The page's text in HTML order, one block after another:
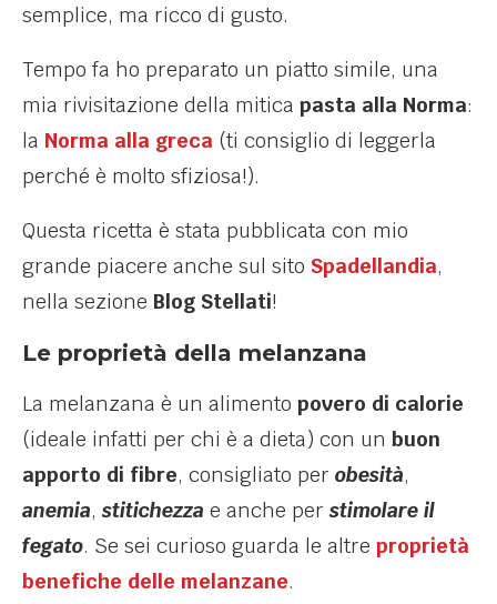
semplice, ma ricco di gusto.
Tempo fa ho preparato un piatto simile, una
mia rivisitazione della mitica pasta alla Norma:
la Norma alla greca (ti consiglio di leggerla
perché è molto sfiziosa!).
Questa ricetta è stata pubblicata con mio
grande piacere anche sul sito Spadellandia,
nella sezione Blog Stellati!
Le proprietà della melanzana
La melanzana è un alimento povero di calorie
(ideale infatti per chi è a dieta) con un buon
apporto di fibre, consigliato per obesità,
anemia, stitichezza e anche per stimolare il
fegato. Se sei curioso guarda le altre proprietà
benefiche delle melanzane.